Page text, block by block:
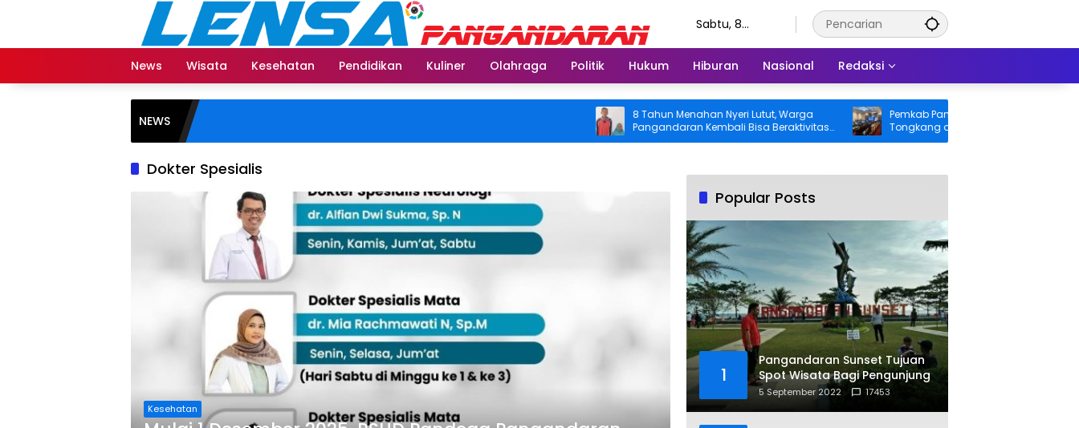
Sabtu, 8
News
Wisata Kesehatan Pendidikan Kuliner Olahraga Politik Hukum Hiburan Nasional Redaksi
NEWS
8 Tahun Menahan Nyeri Lutut, Warga
Pangandaran Kembali Bisa Beraktivitas
Usai Operasi Gratis Ditanggung BPJS
Pemkab Pangandaran Desak Bangkai
Tongkang dan Ceceran Batu Bara
Segera Diangkat, Soroti Buruknya
Dokter Spesialis
Kesehatan
Popular Posts
1
Pangandaran Sunset Tujuan
Spot Wisata Bagi Pengunjung
5 September 2022 17453